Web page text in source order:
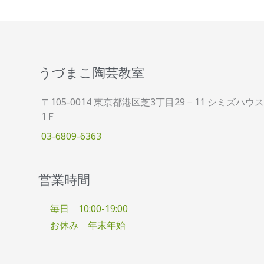
うづまこ陶芸教室
〒105-0014 東京都港区芝3丁目29－11 シミズハウス
1Ｆ
03-6809-6363
営業時間
毎日 10:00-19:00
お休み 年末年始